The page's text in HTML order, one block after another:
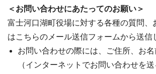
＜お問い合わせにあたってのお願い＞
富士河口湖町役場に対する各種の質問、
はこちらのメール送信フォームから送信
お問い合わせの際には、ご住所、お
（インターネットでお問い合わせを